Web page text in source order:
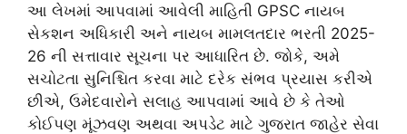
આ લેખમાં આપવામાં આવેલી માહિતી GPSC નાયબ
સેકશન અધિકારી અને નાયબ મામલતદાર ભરતી 2025-
26 ની સત્તાવાર સૂચના પર આધારિત છે. જોકે, અમે
સચોટતા સુનિશ્ચિત કરવા માટે દરેક સંભવ પ્રયાસ કરીએ
છીએ, ઉમેદવારોને સલાહ આપવામાં આવે છે કે તેઓ
કોઈપણ મૂંઝવણ અથવા અપડેટ માટે ગુજરાત જાહેર સેવા